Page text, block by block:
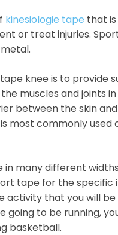
kinesiologie tape that
or treat injuries.
knee is to provide
muscles and joints
between the skin
most commonly used
in many different
tape for the
activity that you will
going to be running,
basketball.